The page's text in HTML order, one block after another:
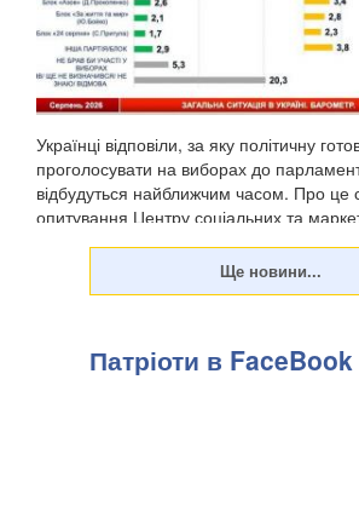
Українці відповіли, за яку політичну
проголосувати на виборах до
відбудуться найближчим часом. Про це
опитування Центру соціальних та
Патріоти в FaceBook